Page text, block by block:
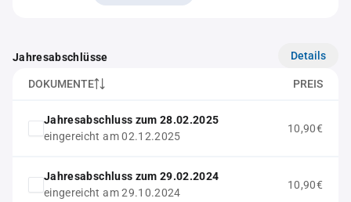
Jahresabschlüsse Details
DOKUMENTE PREIS
Jahresabschluss zum 28.02.2025
eingereicht am 02.12.2025
10,90€
Jahresabschluss zum 29.02.2024
eingereicht am 29.10.2024
10,90€